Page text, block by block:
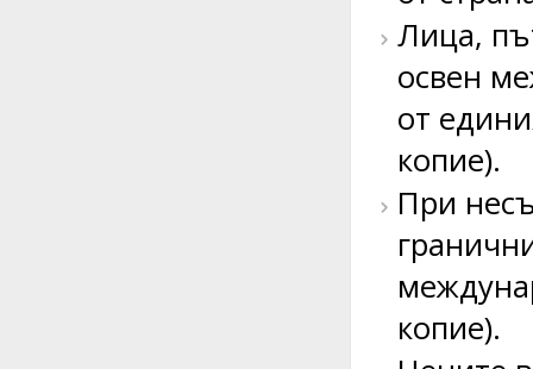
Лица,
освен
от
копие).
При
копие).